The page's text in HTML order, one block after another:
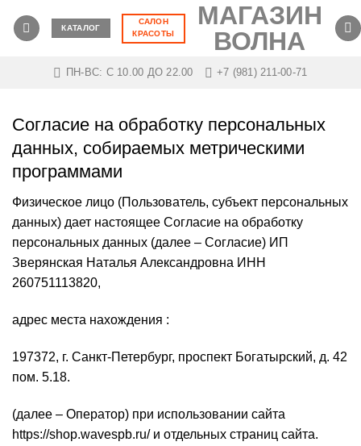
МАГАЗИН
ВОЛНА
КАТАЛОГ
САЛОН
КРАСОТЫ
ПН-ВС: C 10.00 ДО 22.00 +7 (981) 211-00-71
Согласие на обработку персональных
данных, собираемых метрическими
программами
Физическое лицо (Пользователь, субъект персональных
данных) дает настоящее Согласие на обработку
персональных данных (далее – Согласие) ИП
Зверянская Наталья Александровна ИНН
260751113820,
адрес места нахождения :
197372, г. Санкт-Петербург, проспект Богатырский, д. 42
пом. 5.18.
(далее – Оператор) при использовании сайта
https://shop.wavespb.ru/ и отдельных страниц сайта.